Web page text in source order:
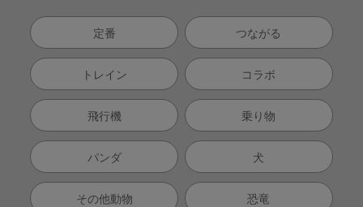
定番 つながる
トレイン コラボ
飛行機 乗り物
パンダ 犬
その他動物 恐竜